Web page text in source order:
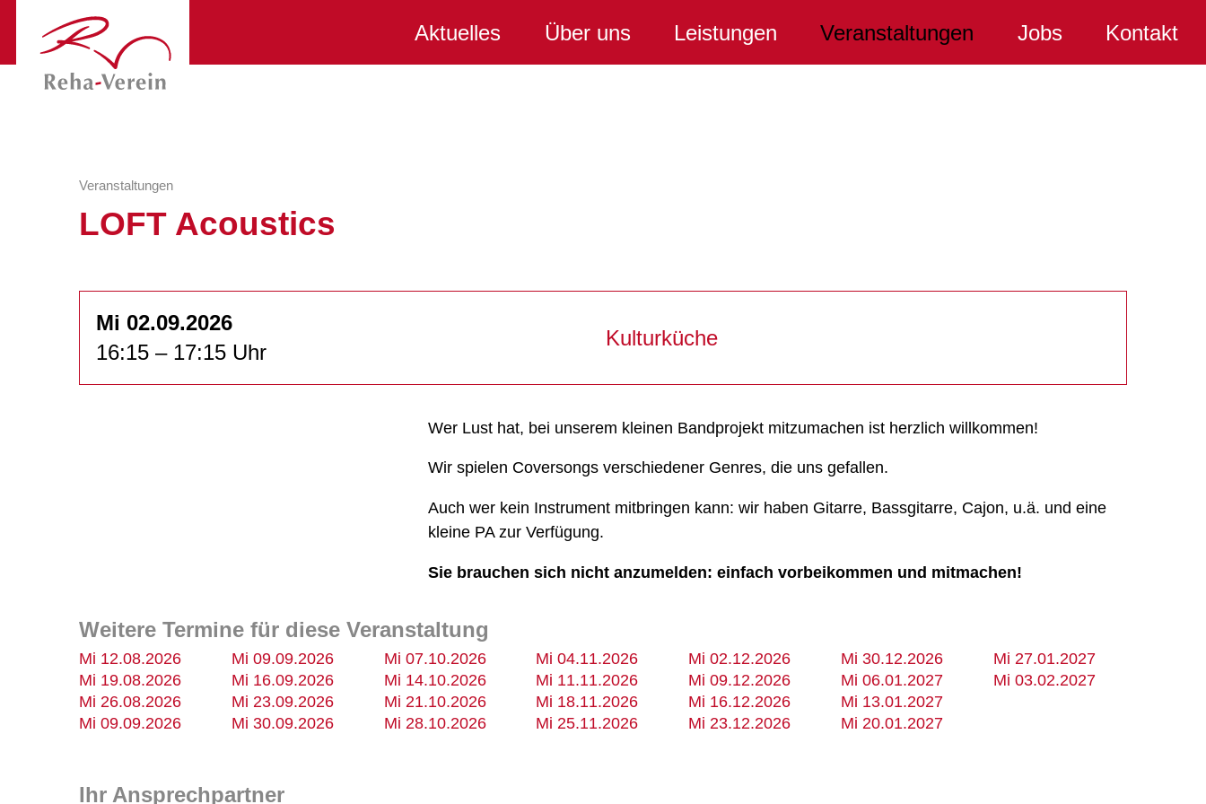
Aktuelles Über uns Leistungen Veranstaltungen Jobs Kontakt
Veranstaltungen
LOFT Acoustics
Mi 02.09.2026
16:15 – 17:15 Uhr
Kulturküche
Wer Lust hat, bei unserem kleinen Bandprojekt mitzumachen ist herzlich willkommen!
Wir spielen Coversongs verschiedener Genres, die uns gefallen.
Auch wer kein Instrument mitbringen kann: wir haben Gitarre, Bassgitarre, Cajon, u.ä. und eine
kleine PA zur Verfügung.
Sie brauchen sich nicht anzumelden: einfach vorbeikommen und mitmachen!
Weitere Termine für diese Veranstaltung
Mi 12.08.2026
Mi 19.08.2026
Mi 26.08.2026
Mi 09.09.2026
Mi 09.09.2026
Mi 16.09.2026
Mi 23.09.2026
Mi 30.09.2026
Mi 07.10.2026
Mi 14.10.2026
Mi 21.10.2026
Mi 28.10.2026
Mi 04.11.2026
Mi 11.11.2026
Mi 18.11.2026
Mi 25.11.2026
Mi 02.12.2026
Mi 09.12.2026
Mi 16.12.2026
Mi 23.12.2026
Mi 30.12.2026
Mi 06.01.2027
Mi 13.01.2027
Mi 20.01.2027
Mi 27.01.2027
Mi 03.02.2027
Ihr Ansprechpartner